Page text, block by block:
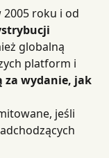
2005 roku i od
globalną
platform i
za wydanie, jak
jeśli